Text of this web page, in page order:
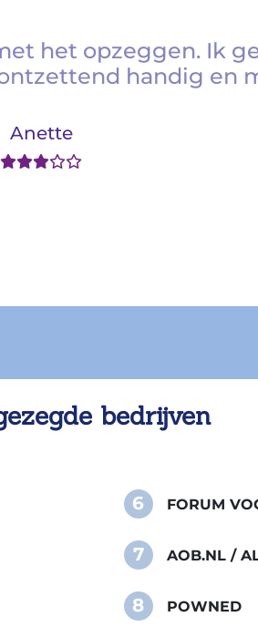
het opzeggen. Ik
handig en
Anette
bedrijven
6 FORUM
7 AOB.NL /
8 POWNED